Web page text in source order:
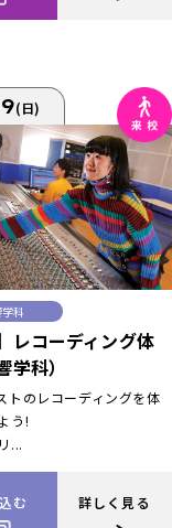
(日)
科
レコーディング体
学科）
トのレコーディングを体
う!
...
む 詳しく見る